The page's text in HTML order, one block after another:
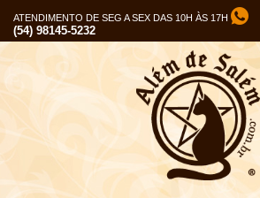
ATENDIMENTO DE SEG A SEX DAS 10H ÀS 17H
(54) 98145-5232